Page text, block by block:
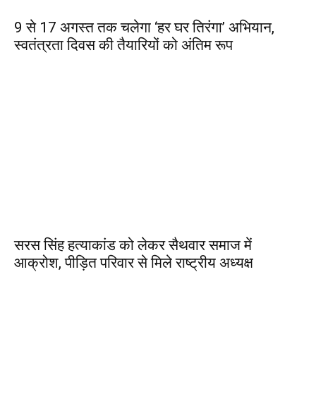
9 से 17 अगस्त तक चलेगा ‘हर घर तिरंगा’ अभियान,
स्वतंत्रता दिवस की तैयारियों को अंतिम रूप
सरस सिंह हत्याकांड को लेकर सैथवार समाज में
आक्रोश, पीड़ित परिवार से मिले राष्ट्रीय अध्यक्ष